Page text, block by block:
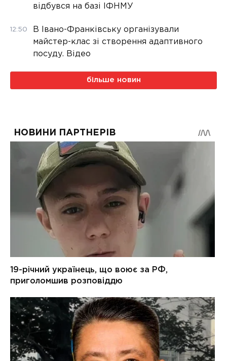
відбувся на базі ІФНМУ
12:50
В Івано-Франківську організували
майстер-клас зі створення адаптивного
посуду. Відео
більше новин